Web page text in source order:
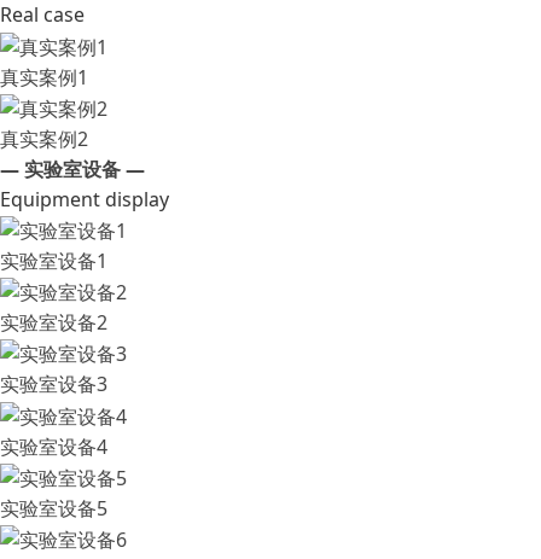
Real case
真实案例1
真实案例2
— 实验室设备 —
Equipment display
实验室设备1
实验室设备2
实验室设备3
实验室设备4
实验室设备5